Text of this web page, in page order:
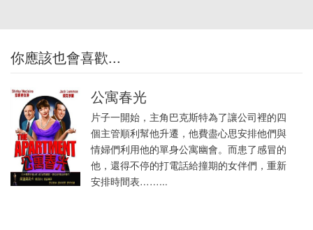
你應該也會喜歡...
公寓春光
片子一開始，主角巴克斯特為了讓公司裡的四
個主管順利幫他升遷，他費盡心思安排他們與
情婦們利用他的單身公寓幽會。而患了感冒的
他，還得不停的打電話給撞期的女伴們，重新
安排時間表……...